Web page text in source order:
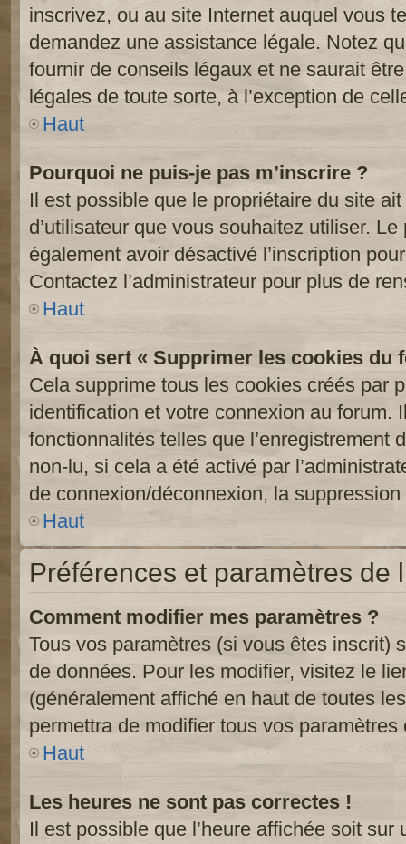
inscrivez, ou au site Internet auquel vous
demandez une assistance légale. Notez
fournir de conseils légaux et ne saurait
légales de toute sorte, à l’exception de
Haut
Pourquoi ne puis-je pas m’inscrire ?
Il est possible que le propriétaire du site
d’utilisateur que vous souhaitez utiliser.
également avoir désactivé l’inscription
Contactez l’administrateur pour plus de
Haut
À quoi sert « Supprimer les cookies du
Cela supprime tous les cookies créés par
identification et votre connexion au forum.
fonctionnalités telles que l’enregistrement
non-lu, si cela a été activé par
de connexion/déconnexion, la
Haut
Préférences et paramètres de
Comment modifier mes paramètres ?
Tous vos paramètres (si vous êtes inscrit)
de données. Pour les modifier, visitez le
(généralement affiché en haut de toutes
permettra de modifier tous vos paramètres
Haut
Les heures ne sont pas correctes !
Il est possible que l’heure affichée soit